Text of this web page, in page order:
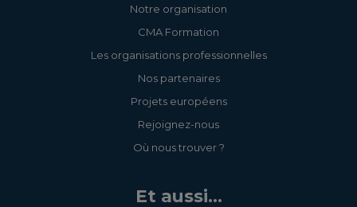
Notre organisation
CMA Formation
Les organisations professionnelles
Nos partenaires
Projets européens
Rejoignez-nous
Où nous trouver ?
Et aussi...